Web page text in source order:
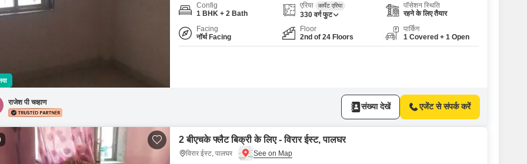
Config
1 BHK + 2 Bath
एरिया कार्पेट एरिया
330 वर्ग फुट
पॉसेशन स्थिति
रहने के लिए तैयार
Facing
नॉर्थ Facing
Floor
2nd of 24 Floors
पार्किंग
1 Covered + 1 Open
राजेश पी चव्हाण संख्या देखें एजेंट से संपर्क करें
2 बीएचके फ्लैट बिक्री के लिए - विरार ईस्ट, पालघर
विरार ईस्ट, पालघर